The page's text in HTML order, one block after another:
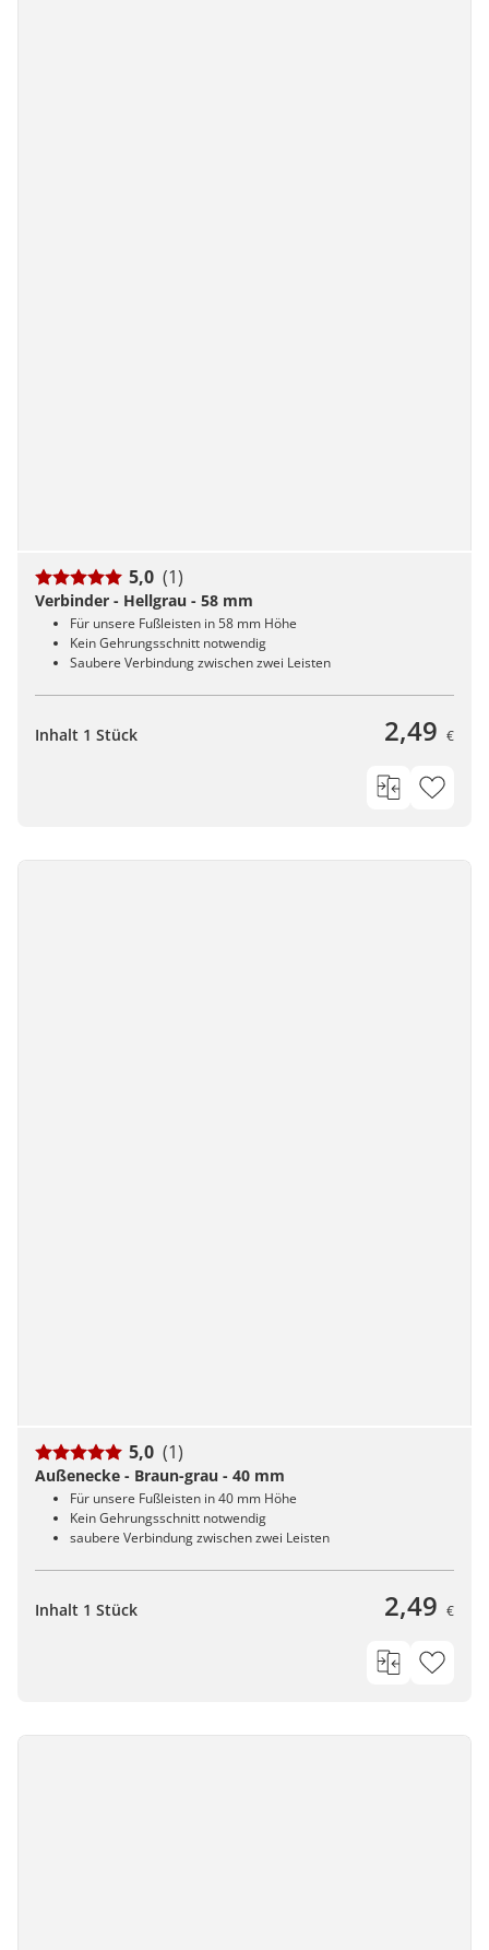
5,0 (1)
Verbinder - Hellgrau - 58 mm
Für unsere Fußleisten in 58 mm Höhe
Kein Gehrungsschnitt notwendig
Saubere Verbindung zwischen zwei Leisten
Inhalt 1 Stück 2,49 €
5,0 (1)
Außenecke - Braun-grau - 40 mm
Für unsere Fußleisten in 40 mm Höhe
Kein Gehrungsschnitt notwendig
saubere Verbindung zwischen zwei Leisten
Inhalt 1 Stück 2,49 €